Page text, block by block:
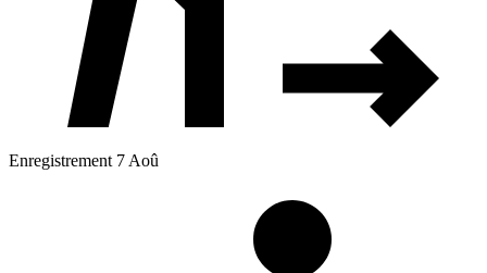
Enregistrement 7 Aoû